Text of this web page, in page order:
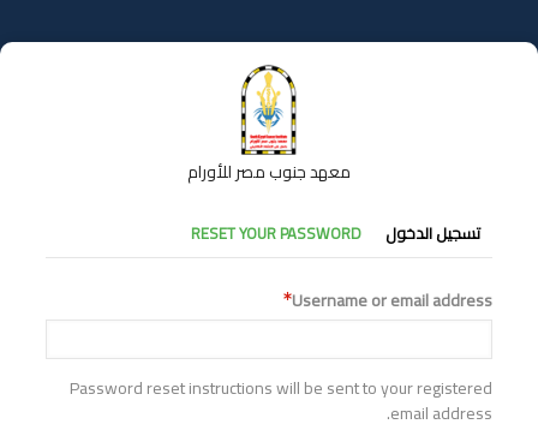
إلى
المحتوى
معهد جنوب مصر للأورام
التبويبات
الأساسية
تسجيل الدخول RESET YOUR PASSWORD
Username or email address
Password reset instructions will be sent to your registered
email address.